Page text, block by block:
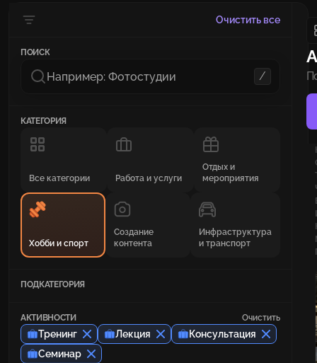
Очистить все
ПОИСК
/
КАТЕГОРИЯ
Все категории Работа и услуги
Отдых и
мероприятия
Хобби и спорт
Создание
контента
Инфраструктура
и транспорт
ПОДКАТЕГОРИЯ
АКТИВНОСТИ Очистить
Тренинг Лекция
Консультация
Семинар